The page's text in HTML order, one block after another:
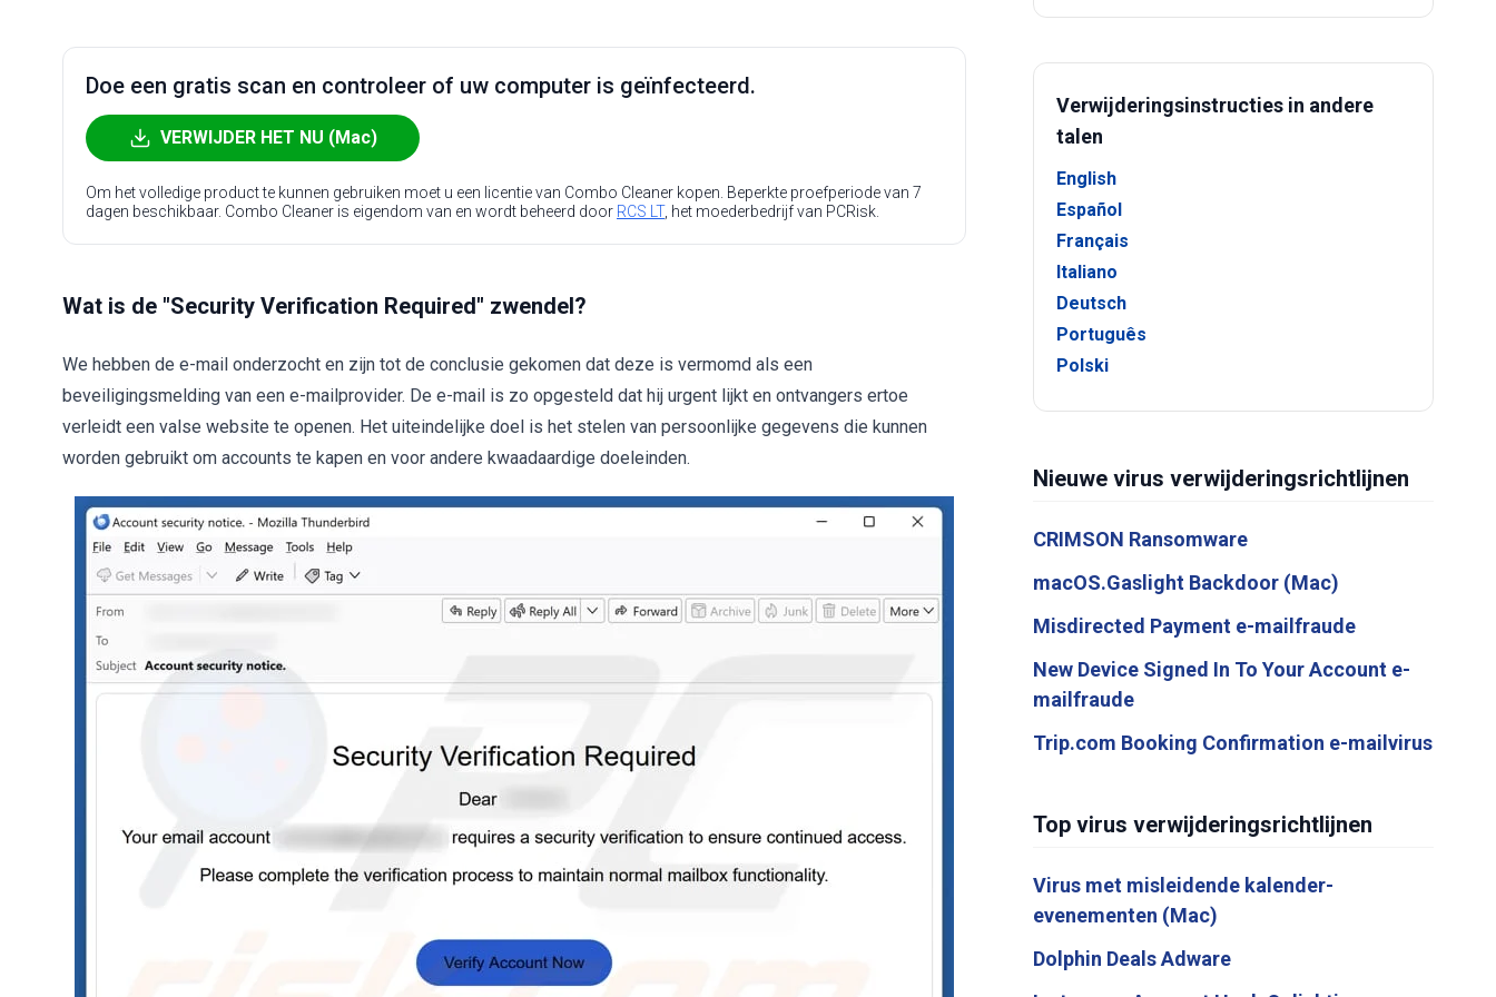
Doe een gratis scan en controleer of uw computer is geïnfecteerd.
VERWIJDER HET NU (Mac)
Om het volledige product te kunnen gebruiken moet u een licentie van Combo Cleaner kopen. Beperkte proefperiode van 7
dagen beschikbaar. Combo Cleaner is eigendom van en wordt beheerd door RCS LT, het moederbedrijf van PCRisk.
Wat is de "Security Verification Required" zwendel?
We hebben de e-mail onderzocht en zijn tot de conclusie gekomen dat deze is vermomd als een
beveiligingsmelding van een e-mailprovider. De e-mail is zo opgesteld dat hij urgent lijkt en ontvangers ertoe
verleidt een valse website te openen. Het uiteindelijke doel is het stelen van persoonlijke gegevens die kunnen
worden gebruikt om accounts te kapen en voor andere kwaadaardige doeleinden.
Verwijderingsinstructies in andere
talen
English
Español
Français
Italiano
Deutsch
Português
Polski
Nieuwe virus verwijderingsrichtlijnen
CRIMSON Ransomware
macOS.Gaslight Backdoor (Mac)
Misdirected Payment e-mailfraude
New Device Signed In To Your Account e-
mailfraude
Trip.com Booking Confirmation e-mailvirus
Top virus verwijderingsrichtlijnen
Virus met misleidende kalender-
evenementen (Mac)
Dolphin Deals Adware